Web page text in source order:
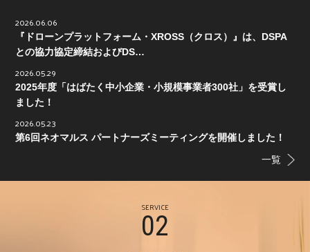
2026.06.06
『ドローンプラットフォーム・XROSS（クロス）』は、DSPA
との協力協定締結およびDS…
2026.05.29
2025年度「はばたく中小企業・小規模事業者300社」を受賞し
ました！
2026.05.23
第6回ネオマルス パートナーズミーティングを開催しました！
一覧
SERVICE
02